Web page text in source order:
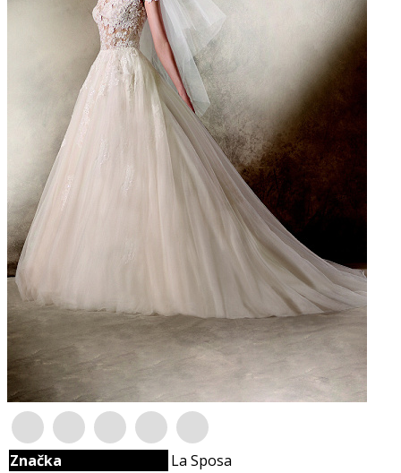
Značka
La Sposa